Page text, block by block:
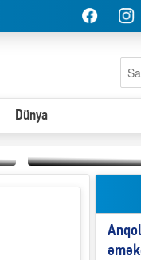
Dünya
“Qeyri-səlis
dil-nitq” elmimizə